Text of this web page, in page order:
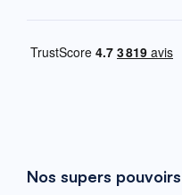
Nos supers pouvoirs